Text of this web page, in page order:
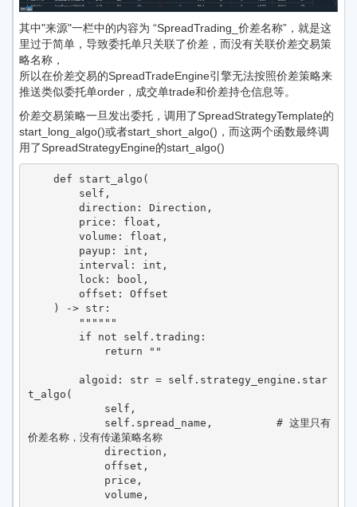
其中"来源"一栏中的内容为 “SpreadTrading_价差名称”，就是这
里过于简单，导致委托单只关联了价差，而没有关联价差交易策
略名称，
所以在价差交易的SpreadTradeEngine引擎无法按照价差策略来
推送类似委托单order，成交单trade和价差持仓信息等。
价差交易策略一旦发出委托，调用了SpreadStrategyTemplate的
start_long_algo()或者start_short_algo()，而这两个函数最终调
用了SpreadStrategyEngine的start_algo()
t_algo(
价差名称，没有传递策略名称